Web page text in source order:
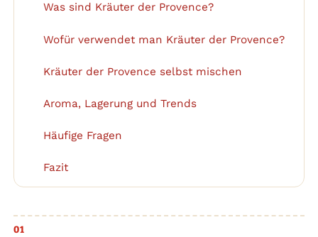
Was sind Kräuter der Provence?
Wofür verwendet man Kräuter der Provence?
Kräuter der Provence selbst mischen
Aroma, Lagerung und Trends
Häufige Fragen
Fazit